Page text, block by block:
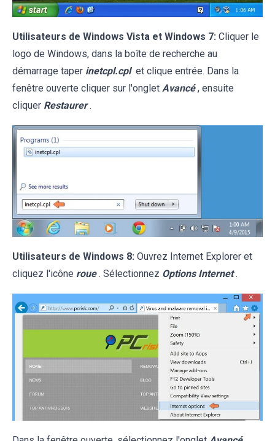
Utilisateurs de Windows Vista et Windows 7: Cliquer le
logo de Windows, dans la boîte de recherche au
démarrage taper inetcpl.cpl et clique entrée. Dans la
fenêtre ouverte cliquer sur l'onglet Avancé , ensuite
cliquer Restaurer .
Utilisateurs de Windows 8: Ouvrez Internet Explorer et
cliquez l'icône roue . Sélectionnez Options Internet .